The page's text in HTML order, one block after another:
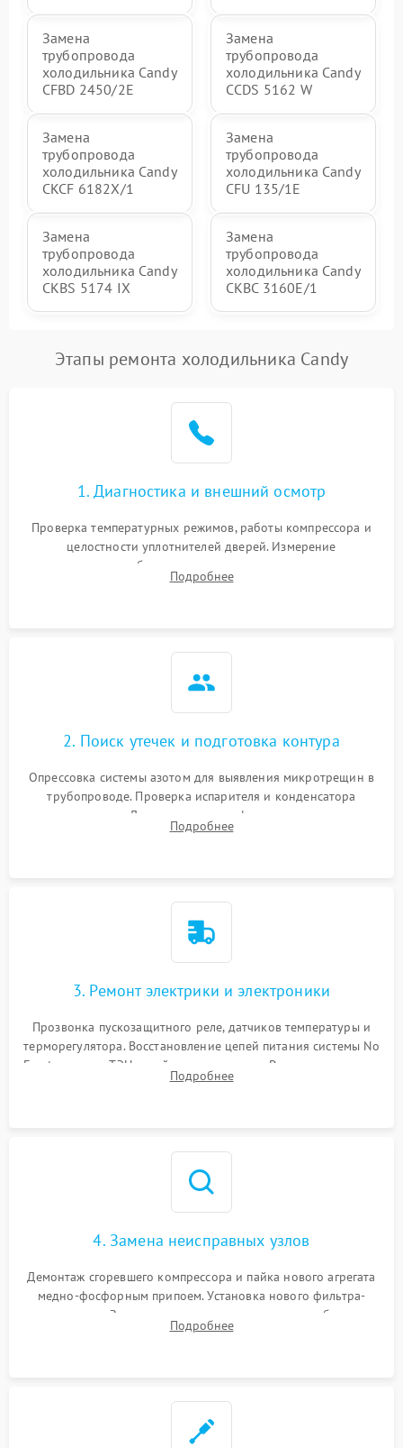
Замена
трубопровода
холодильника Candy
CFBD 2450/2E
Замена
трубопровода
холодильника Candy
CCDS 5162 W
Замена
трубопровода
холодильника Candy
CKCF 6182X/1
Замена
трубопровода
холодильника Candy
CFU 135/1E
Замена
трубопровода
холодильника Candy
CKBS 5174 IX
Замена
трубопровода
холодильника Candy
CKBC 3160E/1
Этапы ремонта холодильника Candy
1. Диагностика и внешний осмотр
Проверка температурных режимов, работы компрессора и
целостности уплотнителей дверей. Измерение
сопротивления обмоток мотора, проверка термостата и
считывание кодов ошибок с электронного дисплея.
Подробнее
2. Поиск утечек и подготовка контура
Опрессовка системы азотом для выявления микротрещин в
трубопроводе. Проверка испарителя и конденсатора
течеискателем. Демонтаж старого фильтра-осушителя и
продувка капиллярной трубки для устранения засоров.
Подробнее
3. Ремонт электрики и электроники
Прозвонка пускозащитного реле, датчиков температуры и
терморегулятора. Восстановление цепей питания системы No
Frost, включая ТЭН оттайки и вентилятор. Ремонт или замена
платы управления при сбоях алгоритмов.
Подробнее
4. Замена неисправных узлов
Демонтаж сгоревшего компрессора и пайка нового агрегата
медно-фосфорным припоем. Установка нового фильтра-
осушителя. Замена изношенных вентиляторов обдува,
сломанных заслонок или поврежденных дверных петель.
Подробнее